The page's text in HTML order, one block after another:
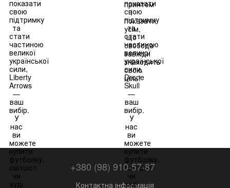
+380 (98) 910-57-87
Контактна інформація